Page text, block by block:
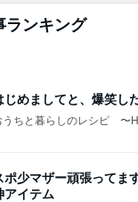
ランキング
じめましてと、爆笑し
うちと暮らしのレシピ 〜
ポ少マザー頑張ってま
アイテム